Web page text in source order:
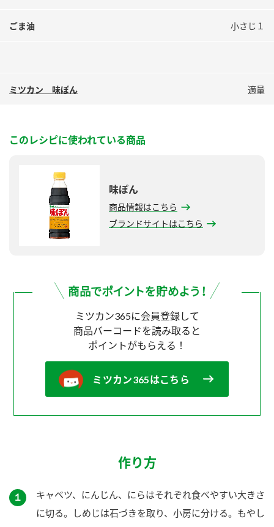
ごま油 小さじ１
ミツカン 味ぽん 適量
このレシピに使われている商品
味ぽん
商品情報はこちら
ブランドサイトはこちら
ミツカン365に会員登録して
商品バーコードを読み取ると
ポイントがもらえる！
ミツカン365はこちら
作り方
１
キャベツ、にんじん、にらはそれぞれ食べやすい大きさ
に切る。しめじは石づきを取り、小房に分ける。もやし